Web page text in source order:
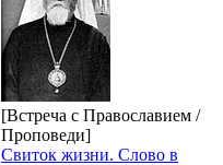
[Встреча с Православием /
Проповеди]
Свиток жизни. Слово в